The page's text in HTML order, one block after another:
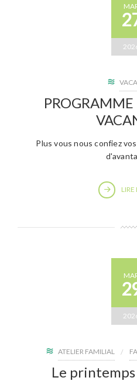
Plus vous nous confiez
LIRE
ATELIER FAMILIAL
Le